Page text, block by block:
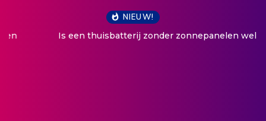
NIEUW!
Is een thuisbatterij zonder zonnepanelen wel rendabel?